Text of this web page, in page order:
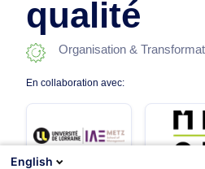
qualité
Organisation &
En collaboration avec:
English